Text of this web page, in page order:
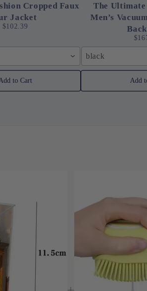
Cropped Faux
Jacket
$102.39
to Cart
The
Men’s
black
Add